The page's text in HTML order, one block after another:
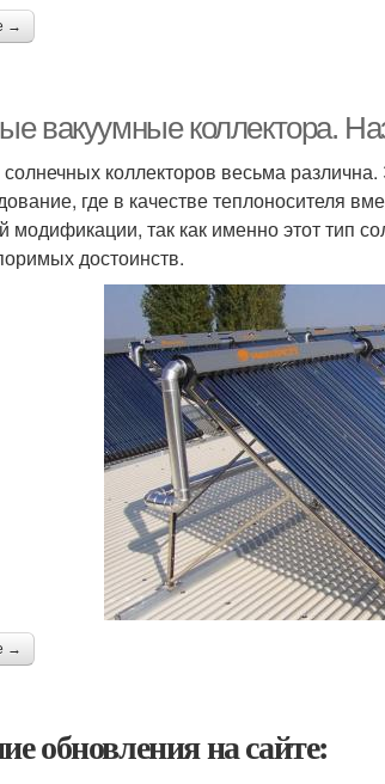
→
вакуумные коллектора.
солнечных коллекторов весьма
где в качестве теплоносителя
модификации, так как именно этот тип
достоинств.
→
обновления на сайте: